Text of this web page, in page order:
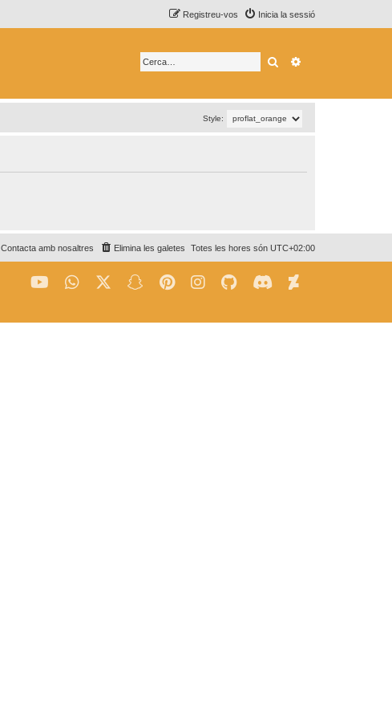
Inicia la sessió
Registreu-vos
Cerca
Style:
Totes les hores són UTC+02:00
Elimina les galetes
Contacta amb nosaltres